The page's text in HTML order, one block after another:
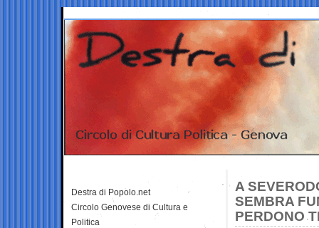
A
SEMBRA
PERDONO
Destra di Popolo.net
Circolo Genovese di Cultura e
Politica